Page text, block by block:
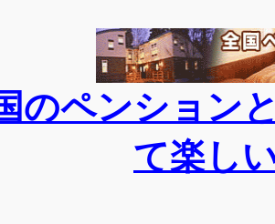
のペンション
て楽し